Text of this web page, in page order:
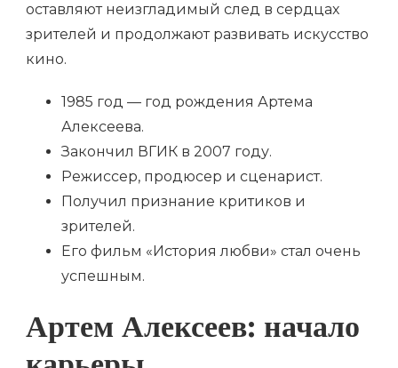
оставляют неизгладимый след в сердцах
зрителей и продолжают развивать искусство
кино.
1985 год — год рождения Артема
Алексеева.
Закончил ВГИК в 2007 году.
Режиссер, продюсер и сценарист.
Получил признание критиков и
зрителей.
Его фильм «История любви» стал очень
успешным.
Артем Алексеев: начало